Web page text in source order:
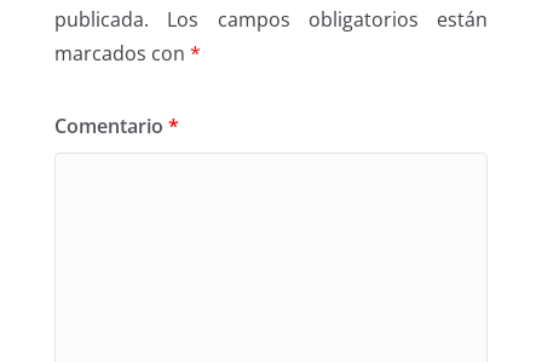
publicada.
Los campos obligatorios están
marcados con *
Comentario *